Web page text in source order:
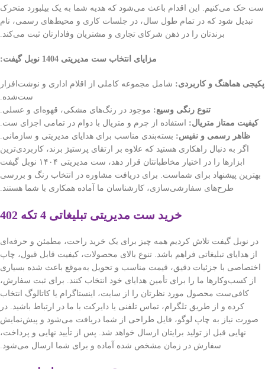
ست حک می‌کنیم. این اقدام باعث می‌شود که هدیه شما به یک بیلبورد متحرک
تبدیل شود که در تمام طول سال، در جلسات کاری و محیط‌های رسمی، نام
برندتان را در ذهن شرکای تجاری و مشتریان وفادارتان ثبت می‌کند.
مزایای انتخاب ست مدیریتی 1404 نوبل گیفت:
پکیجی هماهنگ و کاربردی: شامل مجموعه کاملی از اقلام اداری و نوشت‌افزار
ست‌شده.
تنوع رنگی وسیع: موجود در رنگ‌های مشکی، قهوه‌ای و عسلی.
کیفیت ممتاز متریال: استفاده از چرم و متریال با دوام در تمامی اجزای ست.
ظاهر رسمی و نفیس: بسته‌بندی مناسب برای هدایای مدیریتی و سازمانی.
اگر به دنبال راهکاری هستید که علاوه بر ارتقای پرستیژ برند، کاربردی‌ترین
ابزارها را در اختیار مخاطبانتان قرار دهد، ست مدیریتی ۱۴۰۴ نوبل گیفت
بهترین پیشنهاد برای شماست. برای دریافت مشاوره در انتخاب رنگ و بررسی
طرح‌های سفارشی‌سازی، کارشناسان ما آماده همکاری با شما هستند.
خرید ست مدیریتی تبلیغاتی 4 تکه 402
در نوبل گیفت تلاش کردیم همه چیز برای یک خرید راحت، مطمئن و حرفه‌ای
از هدایای تبلیغاتی فراهم باشد. تنوع بالای محصولات، کیفیت قابل قبول، چاپ
اختصاصی با جزئیات دقیق، قیمت مناسب و تحویل به‌موقع باعث شده بسیاری
از کسب‌وکارها ما را برای تأمین هدایای خود انتخاب کنند. برای ثبت سفارش،
کافی‌ست محصول مورد نظرتان را از سایت، اینستاگرام یا کاتالوگ انتخاب
کرده و از طریق تلگرام، تماس تلفنی یا دایرکت با ما در ارتباط باشید. در
صورت نیاز به چاپ لوگو، فایل طراحی از شما دریافت می‌شود و پیش‌نمایش
نهایی قبل از تولید برایتان ارسال خواهد شد. پس از تأیید نهایی و پرداخت،
سفارش در زمان مشخص شده آماده و برای شما ارسال می‌شود.